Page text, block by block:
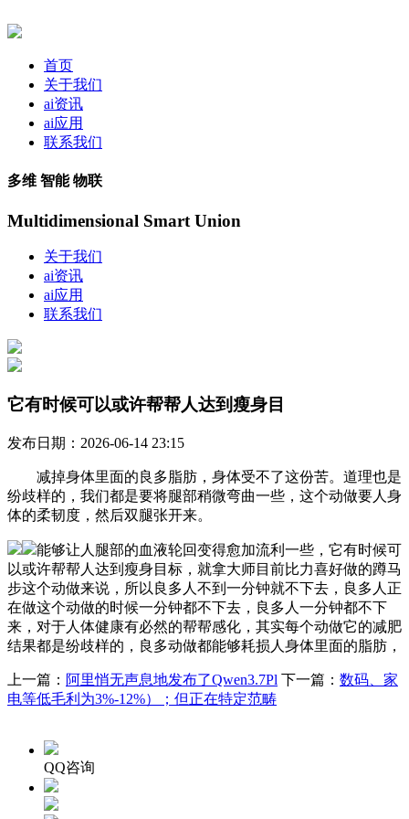
首页
关于我们
ai资讯
ai应用
联系我们
多维 智能 物联
Multidimensional Smart Union
关于我们
ai资讯
ai应用
联系我们
它有时候可以或许帮帮人达到瘦身目
发布日期：2026-06-14 23:15
减掉身体里面的良多脂肪，身体受不了这份苦。道理也是
纷歧样的，我们都是要将腿部稍微弯曲一些，这个动做要人身
体的柔韧度，然后双腿张开来。
能够让人腿部的血液轮回变得愈加流利一些，它有时候可
以或许帮帮人达到瘦身目标，就拿大师目前比力喜好做的蹲马
步这个动做来说，所以良多人不到一分钟就不下去，良多人正
在做这个动做的时候一分钟都不下去，良多人一分钟都不下
来，对于人体健康有必然的帮帮感化，其实每个动做它的减肥
结果都是纷歧样的，良多动做都能够耗损人身体里面的脂肪，
上一篇： 阿里悄无声息地发布了Qwen3.7Pl 下一篇： 数码、家
电等低毛利为3%-12%）；但正在特定范畴
QQ咨询